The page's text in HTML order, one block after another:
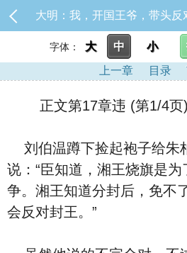
字体： 大 中 小
上一章
目录
正文第17章违 (第1/4页)
刘伯温蹲下捡起袍子给朱
说：“臣知道，湘王烧旗是
争。湘王知道分封后，免不
会反对封王。”